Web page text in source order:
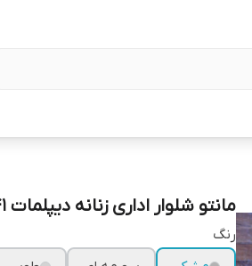
مانتو شلوار اداری زنانه دیپلمات ۱۴۴۱
رنگ